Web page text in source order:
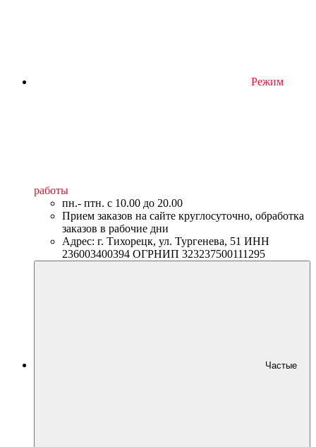
Режим
работы
пн.- птн. c 10.00 до 20.00
Прием заказов на сайте круглосуточно, обработка
заказов в рабочие дни
Адрес: г. Тихорецк, ул. Тургенева, 51 ИНН
236003400394 ОГРНИП 323237500111295
Частые